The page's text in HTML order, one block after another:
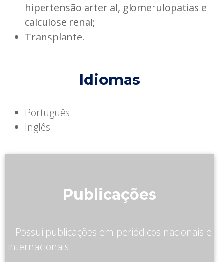
hipertensão arterial, glomerulopatias e
calculose renal;
Transplante.
Idiomas
Português
Inglês
Publicações
– Possui publicações em periódicos nacionais e
internacionais.